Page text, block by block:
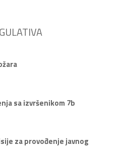
sa izvršenikom 7b
za provođenje javnog